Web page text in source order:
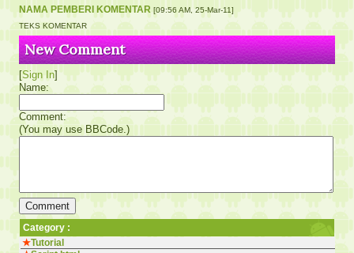
NAMA PEMBERI KOMENTAR [09:56 AM, 25-Mar-11]
TEKS KOMENTAR
New Comment
[Sign In]
Name:
Comment:
(You may use BBCode.)
Category :
★Tutorial